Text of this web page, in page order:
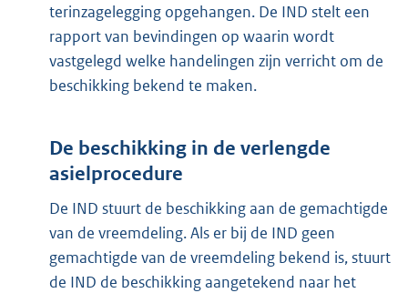
terinzagelegging opgehangen. De IND stelt een
rapport van bevindingen op waarin wordt
vastgelegd welke handelingen zijn verricht om de
beschikking bekend te maken.
De beschikking in de verlengde
asielprocedure
De IND stuurt de beschikking aan de gemachtigde
van de vreemdeling. Als er bij de IND geen
gemachtigde van de vreemdeling bekend is, stuurt
de IND de beschikking aangetekend naar het